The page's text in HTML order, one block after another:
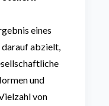
eines
abzielt,
und
von